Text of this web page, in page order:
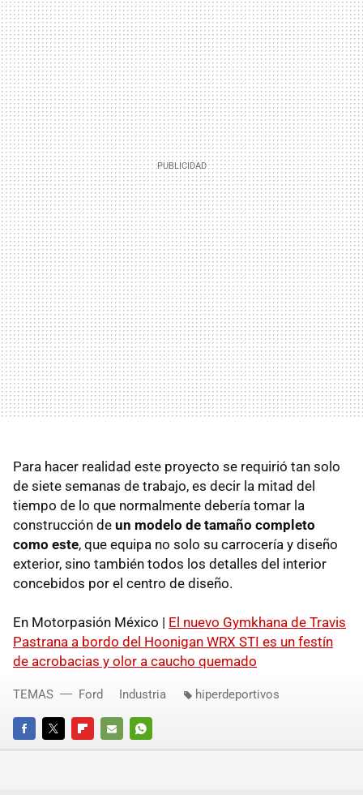
Para hacer realidad este proyecto se requirió tan solo
de siete semanas de trabajo, es decir la mitad del
tiempo de lo que normalmente debería tomar la
construcción de un modelo de tamaño completo
como este, que equipa no solo su carrocería y diseño
exterior, sino también todos los detalles del interior
concebidos por el centro de diseño.
En Motorpasión México | El nuevo Gymkhana de Travis
Pastrana a bordo del Hoonigan WRX STI es un festín
de acrobacias y olor a caucho quemado
FACEBOOKTWITTERFLIPBOARD
E-
WHATSAPP
TEMAS Ford Industria hiperdeportivos